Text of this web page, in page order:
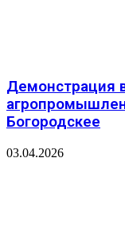
Демонстрация
Богородскее
03.04.2026